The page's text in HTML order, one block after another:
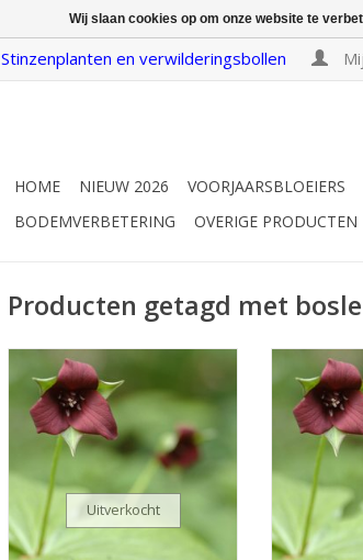
Stinzenplanten en verwilderingsbollen
HOME NIEUW 2026 VOORJAARSBLOEIERS
BODEMVERBETERING
OVERIGE PRODUCTEN
Producten getagd met
Uitverkocht
Rode boslelie
April/mei, donkerrood, 30 cm
INFO
April/mei,
Wij slaan cookies op om onze website te